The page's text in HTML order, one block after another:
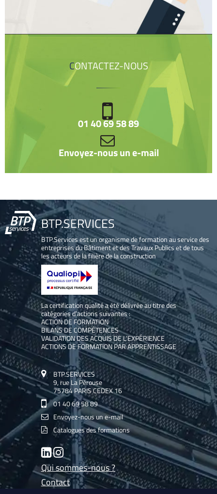
CONTACTEZ-NOUS
01 40 69 58 89
Envoyez-nous un e-mail
BTP.SERVICES
BTP.Services est un organisme de formation au service des
entreprises du Bâtiment et des Travaux Publics et de tous
les acteurs de la filière de la construction
La certification qualité a été délivrée au titre des
catégories d’actions suivantes :
ACTION DE FORMATION
BILANS DE COMPÉTENCES
VALIDATION DES ACQUIS DE L’EXPÉRIENCE
ACTIONS DE FORMATION PAR APPRENTISSAGE
BTP.SERVICES
9, rue La Pérouse
75784 PARIS CEDEX 16
01 40 69 58 89
Envoyez-nous un e-mail
Catalogues des formations
LinkedInInstagram
Qui sommes-nous ?
Contact